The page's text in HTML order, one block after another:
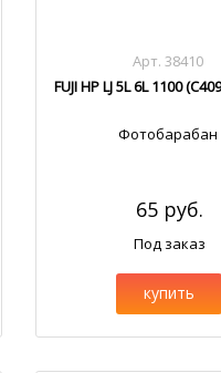
Арт. 38410
FUJI HP LJ 5L 6L 1100
Фотобарабан
65 руб.
Под заказ
купить